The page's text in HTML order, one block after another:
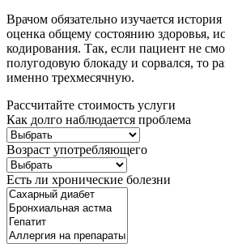
Врачом обязательно изучается история
оценка общему состоянию здоровья,
кодирования. Так, если пациент не
полугодовую блокаду и сорвался, то
именно трехмесячную.
Рассчитайте стоимость услуги
Как долго наблюдается проблема
Возраст употребляющего
Есть ли хронические болезни